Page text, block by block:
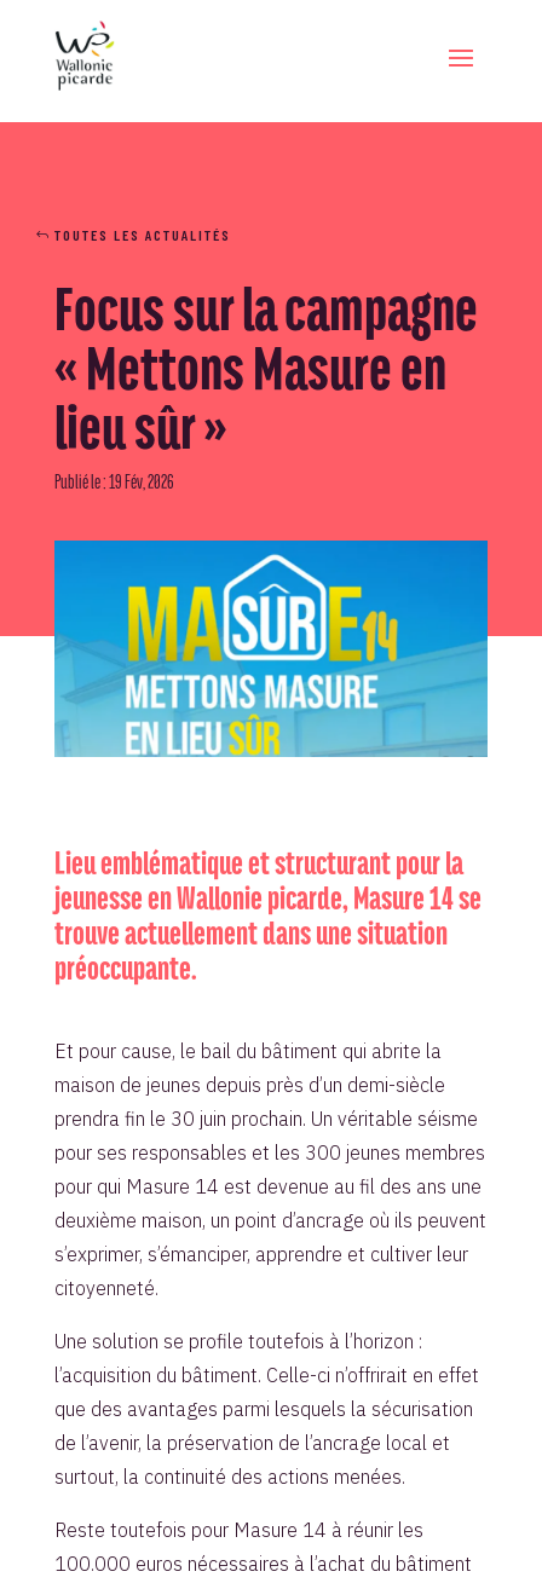
TOUTES LES ACTUALITÉS
Focus sur la campagne
« Mettons Masure en
lieu sûr »
Publié le : 19 Fév, 2026
Lieu emblématique et structurant pour la
jeunesse en Wallonie picarde, Masure 14 se
trouve actuellement dans une situation
préoccupante.
Et pour cause, le bail du bâtiment qui abrite la
maison de jeunes depuis près d’un demi-siècle
prendra fin le 30 juin prochain. Un véritable séisme
pour ses responsables et les 300 jeunes membres
pour qui Masure 14 est devenue au fil des ans une
deuxième maison, un point d’ancrage où ils peuvent
s’exprimer, s’émanciper, apprendre et cultiver leur
citoyenneté.
Une solution se profile toutefois à l’horizon :
l’acquisition du bâtiment. Celle-ci n’offrirait en effet
que des avantages parmi lesquels la sécurisation
de l’avenir, la préservation de l’ancrage local et
surtout, la continuité des actions menées.
Reste toutefois pour Masure 14 à réunir les
100.000 euros nécessaires à l’achat du bâtiment